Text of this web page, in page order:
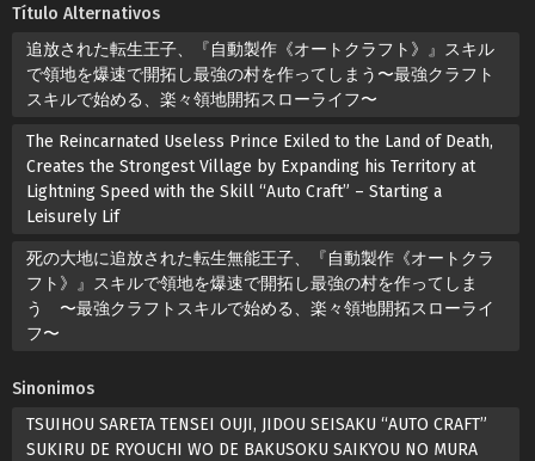
Título Alternativos
追放された転生王子、『自動製作《オートクラフト》』スキル
で領地を爆速で開拓し最強の村を作ってしまう〜最強クラフト
スキルで始める、楽々領地開拓スローライフ〜
The Reincarnated Useless Prince Exiled to the Land of Death,
Creates the Strongest Village by Expanding his Territory at
Lightning Speed with the Skill “Auto Craft” – Starting a
Leisurely Lif
死の大地に追放された転生無能王子、『自動製作《オートクラ
フト》』スキルで領地を爆速で開拓し最強の村を作ってしま
う 〜最強クラフトスキルで始める、楽々領地開拓スローライ
フ〜
Sinonimos
TSUIHOU SARETA TENSEI OUJI, JIDOU SEISAKU “AUTO CRAFT”
SUKIRU DE RYOUCHI WO DE BAKUSOKU SAIKYOU NO MURA